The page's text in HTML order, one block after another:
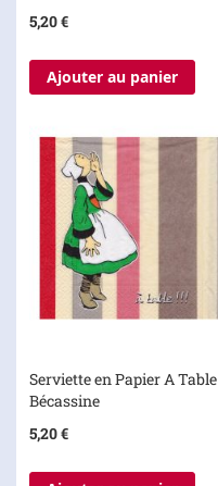
5,20 €
Ajouter au panier
Serviette en Papier A Table
Bécassine
5,20 €